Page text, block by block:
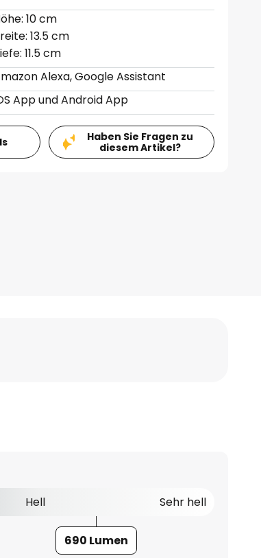
10 cm
13.5 cm
11.5 cm
Alexa, Google Assistant
App und Android App
Haben Sie Fragen zu
diesem Artikel?
Hell Sehr hell
690 Lumen